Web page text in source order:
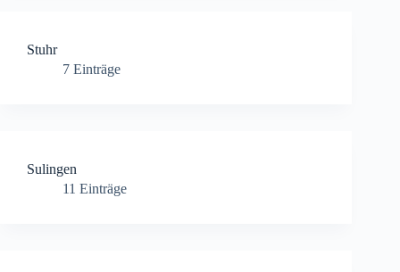
Stuhr
7 Einträge
Sulingen
11 Einträge